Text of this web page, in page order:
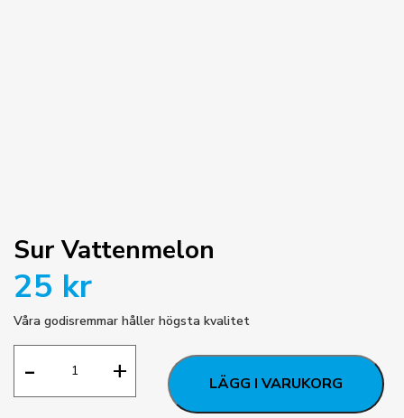
Sur Vattenmelon
25 kr
Våra godisremmar håller högsta kvalitet
-
Vattenmelon
antal
+ LÄGG I VARUKORG